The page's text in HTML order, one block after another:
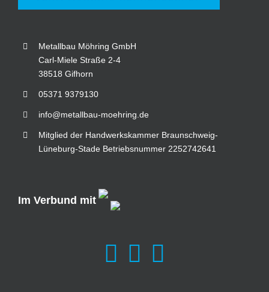
Metallbau Möhring GmbH
Carl-Miele Straße 2-4
38518 Gifhorn
05371 9379130
info@metallbau-moehring.de
Mitglied der Handwerkskammer Braunschweig-
Lüneburg-Stade Betriebsnummer 2252742641
Im Verbund mit